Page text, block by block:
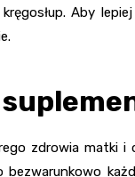
Aby
zdrowia matki
bezwarunkowo